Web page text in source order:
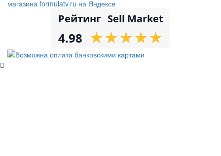
Рейтинг Sell Market
4.98 ★
★★
★★
★★
★★
★